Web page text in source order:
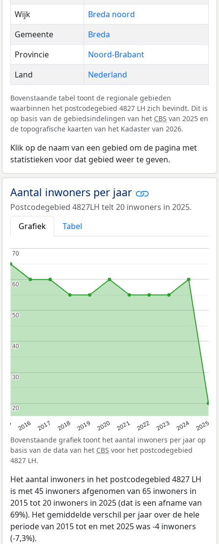
Wijk
Breda noord
Gemeente
Breda
Provincie
Noord-Brabant
Land
Nederland
Bovenstaande tabel toont de regionale gebieden
waarbinnen het postcodegebied 4827 LH zich bevindt. Dit is
op basis van de gebiedsindelingen van het CBS van 2025 en
de topografische kaarten van het Kadaster van 2026.
Klik op de naam van een gebied om de pagina met
statistieken voor dat gebied weer te geven.
Aantal inwoners per jaar
Postcodegebied 4827LH telt 20 inwoners in 2025.
Grafiek
Tabel
2016 2017 2018 2019 2020 2021 2022 2023 2024 2025
20
20
30
30
40
40
50
50
60
60
70
70
Bovenstaande grafiek toont het aantal inwoners per jaar op
basis van de data van het CBS voor het postcodegebied
4827 LH.
Het aantal inwoners in het postcodegebied 4827 LH
is met 45 inwoners afgenomen van 65 inwoners in
2015 tot 20 inwoners in 2025 (dat is een afname van
69%). Het gemiddelde verschil per jaar over de hele
periode van 2015 tot en met 2025 was -4 inwoners
(-7,3%).